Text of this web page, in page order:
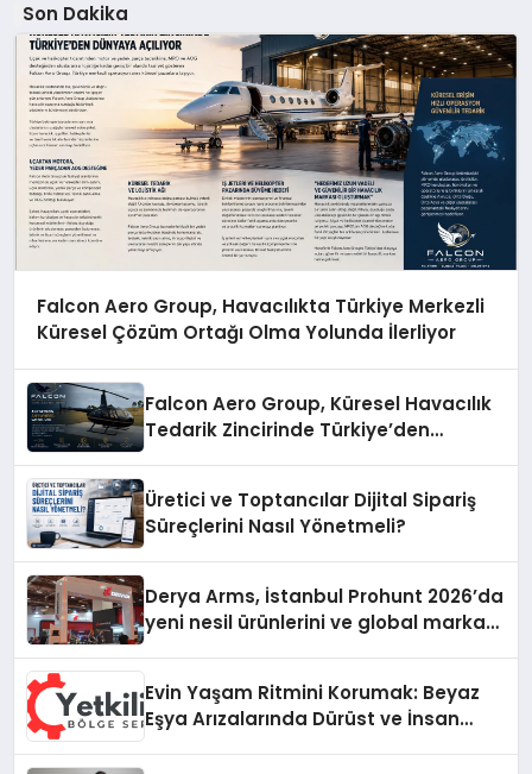
Son Dakika
Falcon Aero Group, Havacılıkta Türkiye Merkezli
Küresel Çözüm Ortağı Olma Yolunda İlerliyor
Falcon Aero Group, Küresel Havacılık
Tedarik Zincirinde Türkiye’den
Üretici ve Toptancılar Dijital Sipariş
Süreçlerini Nasıl Yönetmeli?
Derya Arms, İstanbul Prohunt 2026’da
yeni nesil ürünlerini ve global marka
Evin Yaşam Ritmini Korumak: Beyaz
Eşya Arızalarında Dürüst ve İnsan